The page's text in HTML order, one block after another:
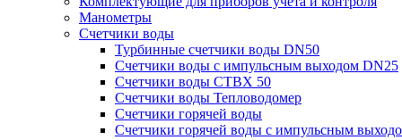
Манометры
Счетчики воды
Турбинные счетчики воды DN50
Счетчики воды с импульсным выходом DN25
Счетчики воды СТВХ 50
Счетчики воды Тепловодомер
Счетчики горячей воды
Счетчики горячей воды с импульсным